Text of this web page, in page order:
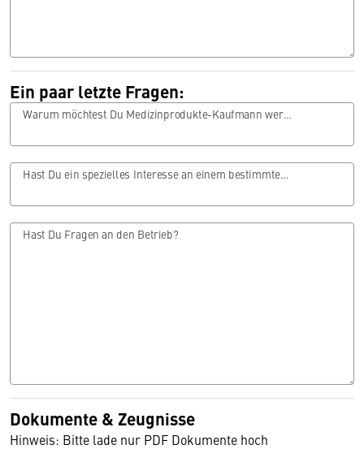
Ein paar letzte Fragen:
Warum möchtest Du Medizinprodukte-Kaufmann werden?
Hast Du ein spezielles Interesse an einem bestimmten Bereich?
Hast Du Fragen an den Betrieb?
Dokumente & Zeugnisse
Hinweis: Bitte lade nur PDF Dokumente hoch